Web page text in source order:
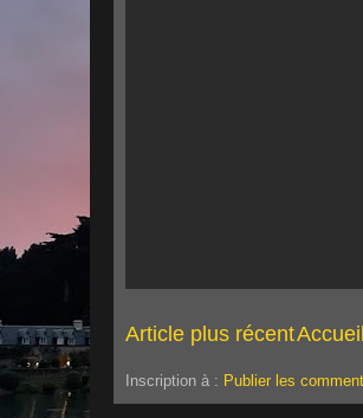
Article plus récent
Inscription à : Publier les